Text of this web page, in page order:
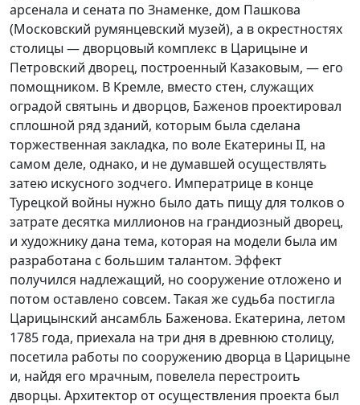
арсенала и сената по Знаменке, дом Пашкова
(Московский румянцевский музей), а в окрестностях
столицы — дворцовый комплекс в Царицыне и
Петровский дворец, построенный Казаковым, — его
помощником. В Кремле, вместо стен, служащих
оградой святынь и дворцов, Баженов проектировал
сплошной ряд зданий, которым была сделана
торжественная закладка, по воле Екатерины II, на
самом деле, однако, и не думавшей осуществлять
затею искусного зодчего. Императрице в конце
Турецкой войны нужно было дать пищу для толков о
затрате десятка миллионов на грандиозный дворец,
и художнику дана тема, которая на модели была им
разработана с большим талантом. Эффект
получился надлежащий, но сооружение отложено и
потом оставлено совсем. Такая же судьба постигла
Царицынский ансамбль Баженова. Екатерина, летом
1785 года, приехала на три дня в древнюю столицу,
посетила работы по сооружению дворца в Царицыне
и, найдя его мрачным, повелела перестроить
дворцы. Архитектор от осуществления проекта был